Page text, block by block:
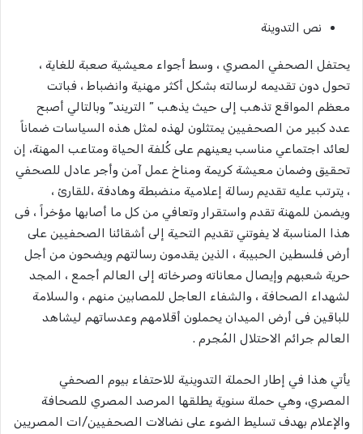
نص التدوينة
يحتفل الصحفي المصري ، وسط أجواء معيشية صعبة للغاية ،
تحول دون تقديمه لرسالته بشكل أكثر مهنية وانضباط ، فباتت
معظم المواقع تذهب إلى حيث يذهب ” التريند” وبالتالي أصبح
عدد كبير من الصحفيين يمتثلون لهذه لمثل هذه السياسات ضماناً
لعائد اجتماعي مناسب يعينهم على كُلفة الحياة ومتاعب المهنة، إن
تحقيق وضمان معيشة كريمة ومناخ عمل آمن وأجر عادل للصحفي
، يترتب عليه تقديم رسالة إعلامية منضبطة وهادفة ،للقارئ ،
ويضمن للمهنة تقدم واستقرار وتعافي من كل ما أصابها مؤخراً ، فى
هذا المناسبة لا يفوتني تقديم التحية إلى أشقائنا الصحفيين على
أرض فلسطين الحبيبة ، الذين يقدمون رسالتهم ويضحون من أجل
حرية شعبهم وإيصال معاناته وصرخاته إلى العالم أجمع ، المجد
لشهداء الصحافة ، والشفاء العاجل للمصابين منهم ، والسلامة
للباقين فى أرض الميدان يحملون أقلامهم وعدساتهم ليشاهد
العالم جرائم الاحتلال المُجرم .
يأتي هذا في إطار الحملة التدوينية للاحتفاء بيوم الصحفي
المصري، وهي حملة سنوية يطلقها المرصد المصري للصحافة
والإعلام بهدف تسليط الضوء على نضالات الصحفيين/ات المصريين